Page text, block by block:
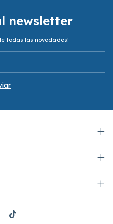
newsletter
todas las novedades!